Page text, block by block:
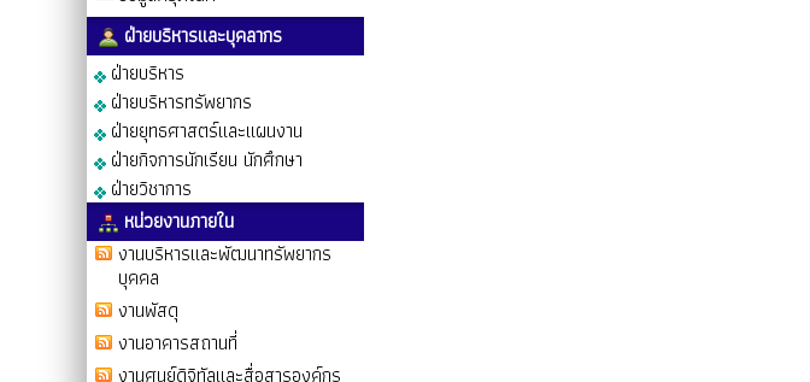
ฝ่ายบริหารและบุคลากร
ฝ่ายบริหาร
ฝ่ายบริหารทรัพยากร
ฝ่ายยุทธศาสตร์และแผนงาน
ฝ่ายกิจการนักเรียน นักศึกษา
ฝ่ายวิชาการ
หน่วยงานภายใน
งานบริหารและพัฒนาทรัพยากร
บุคคล
งานพัสดุ
งานอาคารสถานที่
งานศูนย์ดิจิทัลและสื่อสารองค์กร